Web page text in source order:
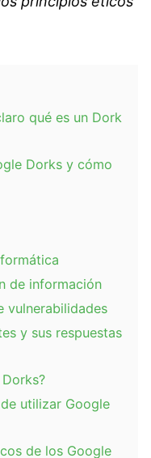
qué es un Dork
Dorks y cómo
de información
vulnerabilidades
y sus respuestas
utilizar Google
de los Google